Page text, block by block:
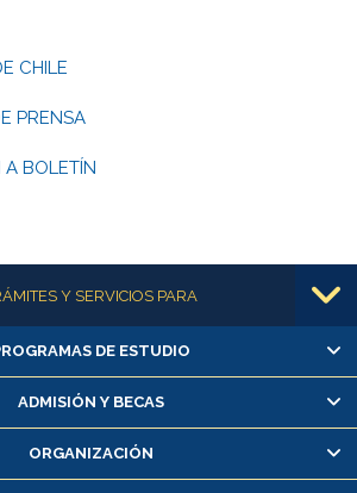
CHILE
PRENSA
A BOLETÍN
Y SERVICIOS PARA
os y exalumnas/os
Matrícula en línea
y cambio de asignaturas
y certificado de notas
DE ESTUDIO
ADMISIÓN Y BECAS
ORGANIZACIÓN